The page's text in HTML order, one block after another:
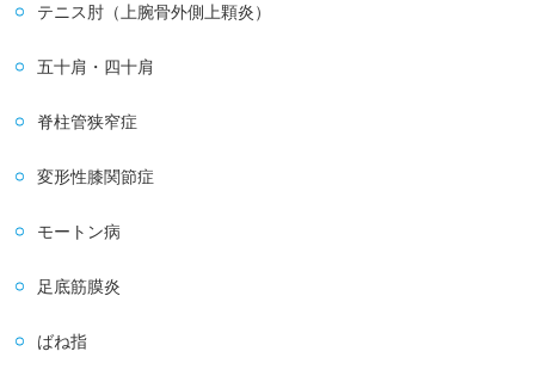
テニス肘（上腕骨外側上顆炎）
五十肩・四十肩
脊柱管狭窄症
変形性膝関節症
モートン病
足底筋膜炎
ばね指